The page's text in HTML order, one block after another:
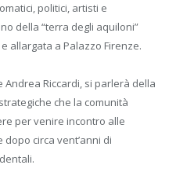
politici, artisti e
della “terra degli aquiloni”
allargata a Palazzo Firenze.
Andrea Riccardi, si parlerà della
che la comunità
per venire incontro alle
circa vent’anni di